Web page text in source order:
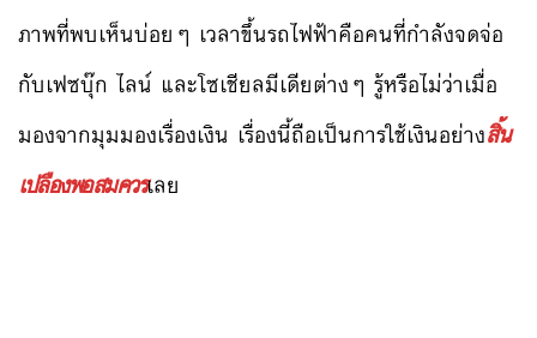
ภาพที่พบเห็นบ่อยๆ เวลาขึ้นรถไฟฟ้าคือคนที่กำลังจดจ่อ
กับเฟซบุ๊ก ไลน์ และโซเชียลมีเดียต่างๆ รู้หรือไม่ว่าเมื่อ
มองจากมุมมองเรื่องเงิน เรื่องนี้ถือเป็นการใช้เงินอย่างสิ้น
เปลืองพอสมควรเลย